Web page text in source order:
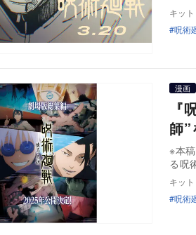
キッ
呪術
漫画
『
師
※本
る呪
キッ
呪術